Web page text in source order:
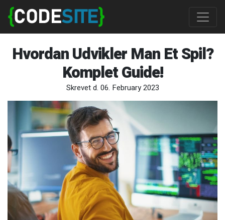
Hvordan Udvikler Man Et Spil?
Komplet Guide!
Skrevet d. 06. February 2023